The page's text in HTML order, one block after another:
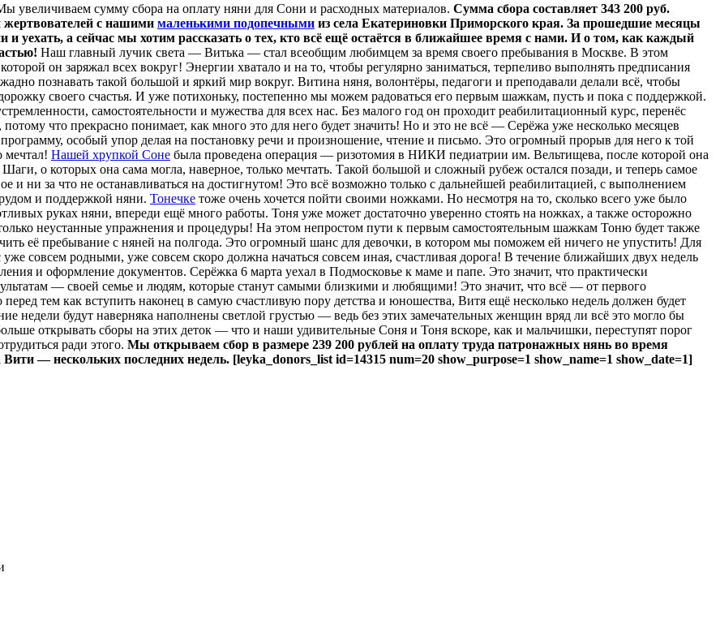
увеличиваем сумму сбора на оплату няни для Сони и расходных материалов. Сумма сбора составляет 343 200 руб.
жертвователей с нашими маленькими подопечными из села Екатериновки Приморского края. За прошедшие месяцы
и уехать, а сейчас мы хотим рассказать о тех, кто всё ещё остаётся в ближайшее время с нами. И о том, как каждый
Наш главный лучик света — Витька — стал всеобщим любимцем за время своего пребывания в Москве. В этом
он заряжал всех вокруг! Энергии хватало и на то, чтобы регулярно заниматься, терпеливо выполнять предписания
познавать такой большой и яркий мир вокруг. Витина няня, волонтёры, педагоги и преподавали делали всё, чтобы
своего счастья. И уже потихоньку, постепенно мы можем радоваться его первым шажкам, пусть и пока с поддержкой.
самостоятельности и мужества для всех нас. Без малого год он проходит реабилитационный курс, перенёс
что прекрасно понимает, как много это для него будет значить! Но и это не всё — Серёжа уже несколько месяцев
особый упор делая на постановку речи и произношение, чтение и письмо. Это огромный прорыв для него к той
мечтал! Нашей хрупкой Соне была проведена операция — ризотомия в НИКИ педиатрии им. Вельтищева, после которой она
Шаги, о которых она сама могла, наверное, только мечтать. Такой большой и сложный рубеж остался позади, и теперь самое
ни за что не останавливаться на достигнутом! Это всё возможно только с дальнейшей реабилитацией, с выполнением
и поддержкой няни. Тонечке тоже очень хочется пойти своими ножками. Но несмотря на то, сколько всего уже было
руках няни, впереди ещё много работы. Тоня уже может достаточно уверенно стоять на ножках, а также осторожно
неустанные упражнения и процедуры! На этом непростом пути к первым самостоятельным шажкам Тоню будет также
её пребывание с няней на полгода. Это огромный шанс для девочки, в котором мы поможем ей ничего не упустить! Для
совсем родными, уже совсем скоро должна начаться совсем иная, счастливая дорога! В течение ближайших двух недель
и оформление документов. Серёжка 6 марта уехал в Подмосковье к маме и папе. Это значит, что практически
— своей семье и людям, которые станут самыми близкими и любящими! Это значит, что всё — от первого
тем как вступить наконец в самую счастливую пору детства и юношества, Витя ещё несколько недель должен будет
недели будут наверняка наполнены светлой грустью — ведь без этих замечательных женщин вряд ли всё это могло бы
открывать сборы на этих деток — что и наши удивительные Соня и Тоня вскоре, как и мальчишки, переступят порог
ради этого. Мы открываем сбор в размере 239 200 рублей на оплату труда патронажных нянь во время
— нескольких последних недель. [leyka_donors_list id=14315 num=20 show_purpose=1 show_name=1 show_date=1]